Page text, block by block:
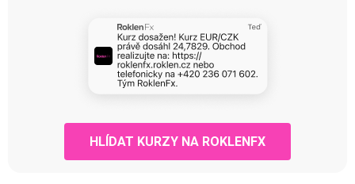
HLÍDAT KURZY NA ROKLENFX